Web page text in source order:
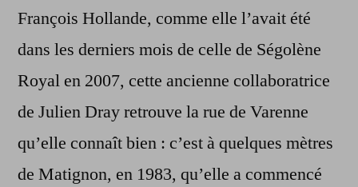
François Hollande, comme elle l’avait été
dans les derniers mois de celle de Ségolène
Royal en 2007, cette ancienne collaboratrice
de Julien Dray retrouve la rue de Varenne
qu’elle connaît bien : c’est à quelques mètres
de Matignon, en 1983, qu’elle a commencé